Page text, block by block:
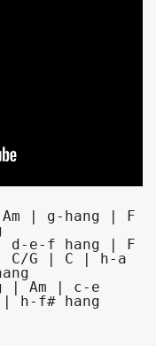
| g-hang | F
e-f hang | F
C/G | C | h-a
| Am | c-e
| h-f# hang